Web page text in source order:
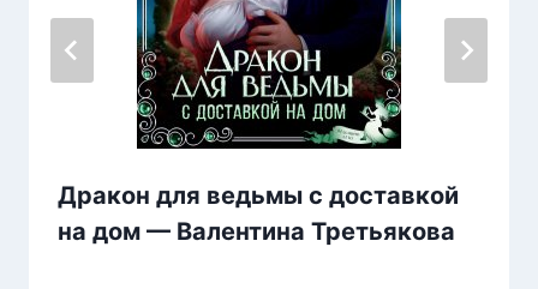
Дракон для ведьмы с доставкой
на дом — Валентина Третьякова